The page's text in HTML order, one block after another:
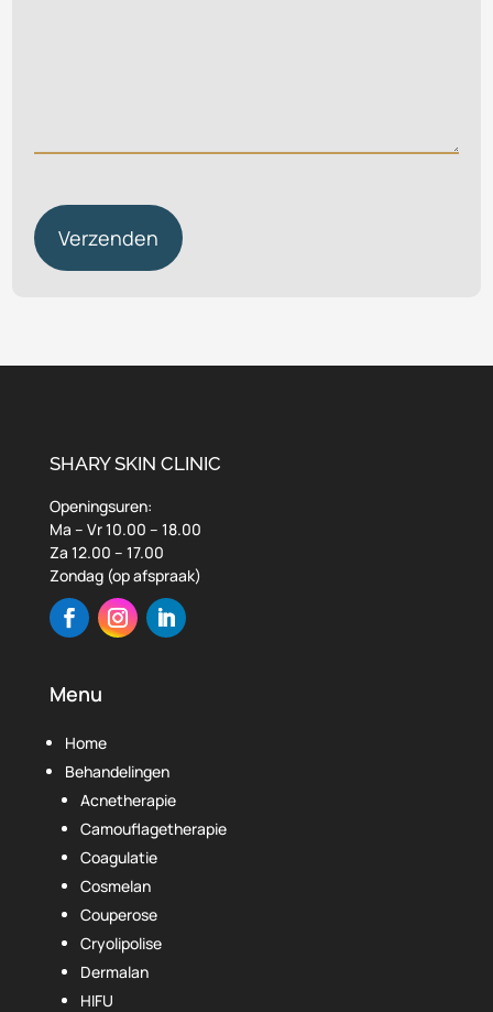
SHARY SKIN CLINIC
Openingsuren:
Ma – Vr 10.00 – 18.00
Za 12.00 – 17.00
Zondag (op afspraak)
Menu
Home
Behandelingen
Acnetherapie
Camouflagetherapie
Coagulatie
Cosmelan
Couperose
Cryolipolise
Dermalan
HIFU